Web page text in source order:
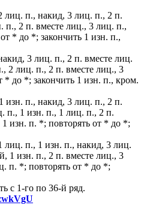
лиц. п., накид, 3 лиц. п., 2 п.
п., 2 п. вместе лиц., 3 лиц. п.,
* до *; закончить 1 изн. п.,
3 лиц. п., 2 п. вместе лиц.
2 лиц. п., 2 п. вместе лиц., 3
* до *; закончить 1 изн. п., кром.
изн. п., накид, 3 лиц. п., 2 п.
п., 1 изн. п., 1 лиц. п., 2 п.
изн. п. *; повторять от * до *;
лиц. п., 1 изн. п., накид, 3 лиц.
1 изн. п., 2 п. вместе лиц., 3
п. *; повторять от * до *;
с 1-го по 36-й ряд.